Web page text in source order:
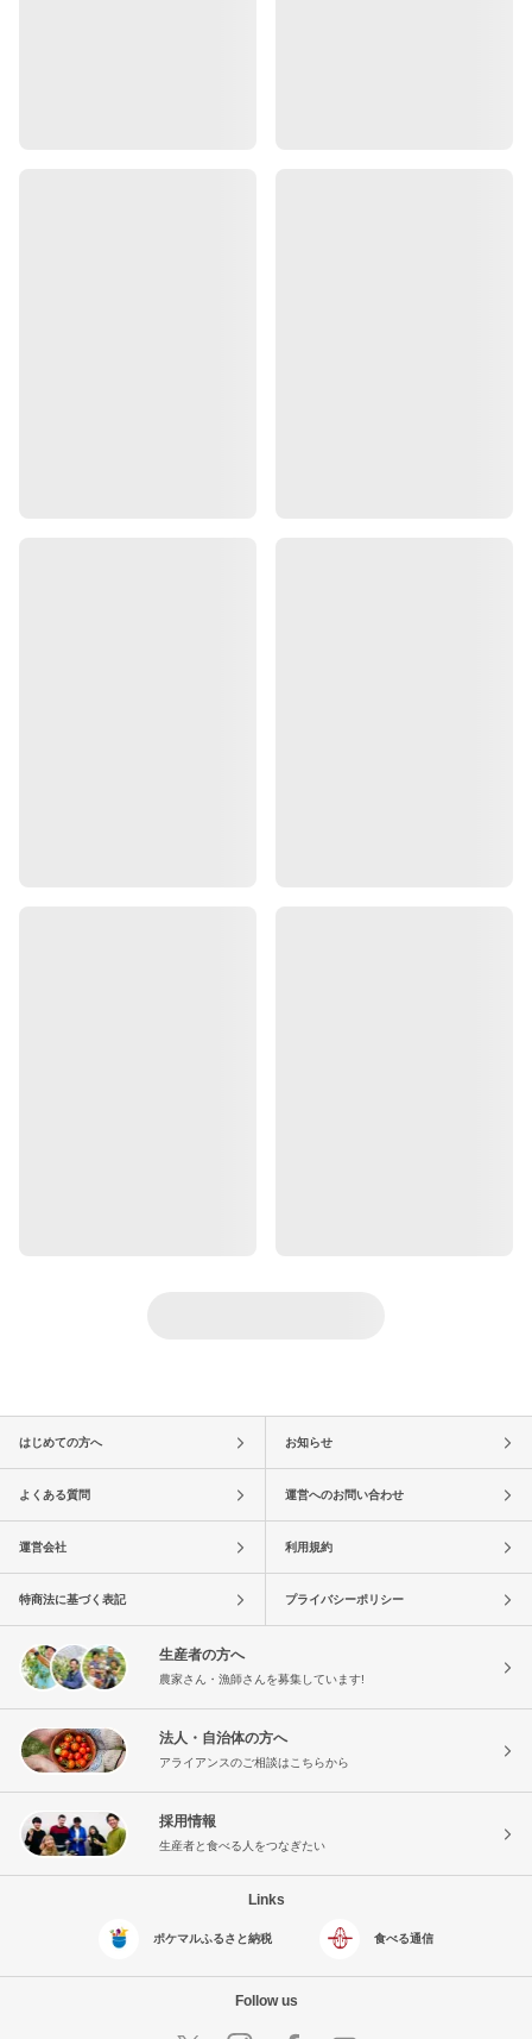
はじめての方へ お知らせ
よくある質問 運営へのお問い合わせ
運営会社 利用規約
特商法に基づく表記 プライバシーポリシー
生産者の方へ
農家さん・漁師さんを募集しています!
法人・自治体の方へ
アライアンスのご相談はこちらから
採用情報
生産者と食べる人をつなぎたい
Links
ポケマルふるさと納税 食べる通信
Follow us